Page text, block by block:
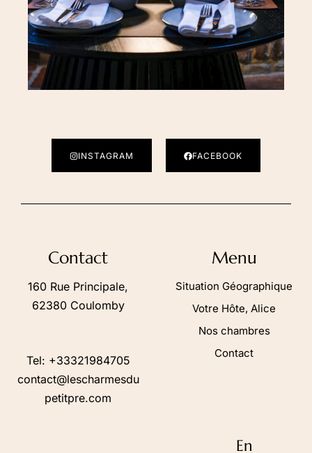
INSTAGRAM FACEBOOK
Contact
160 Rue Principale,
62380 Coulomby
Tel: +33321984705
contact@lescharmesdu
petitpre.com
Menu
Situation Géographique
Votre Hôte, Alice
Nos chambres
Contact
En
Suivez-nous sur :